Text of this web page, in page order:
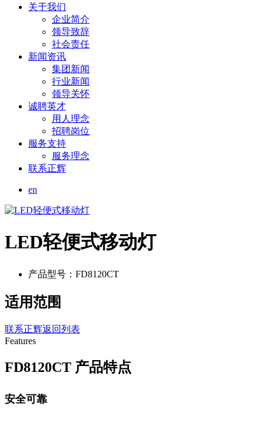
关于我们
企业简介
领导致辞
社会责任
新闻资讯
集团新闻
行业新闻
领导关怀
诚聘英才
用人理念
招聘岗位
服务支持
服务理念
联系正辉
en
LED轻便式移动灯
产品型号：FD8120CT
适用范围
联系正辉返回列表
Features
FD8120CT 产品特点
安全可靠